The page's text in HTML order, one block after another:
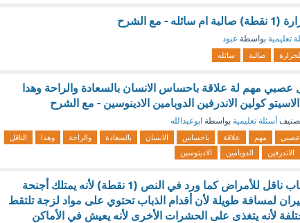
- مع الشرح
تعليمية بواسطة عبود
صالبة سائله
عصبي مهم لة علاقة باحساس الانسان بالسعادة والراحة وهدا
أسئلة تعليمية بواسطة ابوعبدالله
عصبي مهم علاقة باحساس الانسان بالسعادة والراحة وهدا
الناقل
الاندرفين الدوبامين الادينوسين
السبب الذي يجعل الذباب ناقل للأمراض كما ورد في النص (1 نقطة) لأنه يمتلك أجنحة
لمسافة طويلة لأن أقدام الذباب تحتوي على مواد لزجة تلتقط
لأنه يتغذى على الحشرات الأخرى لأنه يعيش في الأماكن